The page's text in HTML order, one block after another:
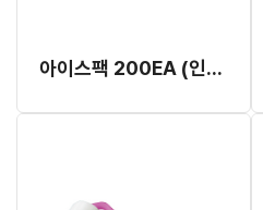
아이스팩 200EA (인쇄 없음)